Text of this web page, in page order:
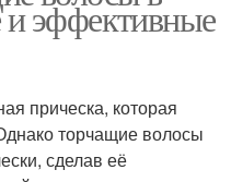
и эффективные
прическа, которая
торчащие волосы
сделав её